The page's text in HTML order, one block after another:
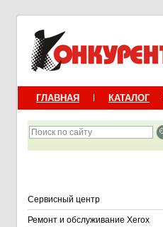
ГЛАВНАЯ КАТАЛОГ
Сервисный центр
Ремонт и обслуживание Xerox